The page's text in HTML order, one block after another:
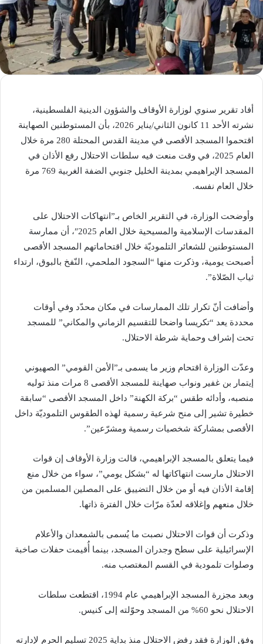
أفاد تقرير سنوي لوزارة الأوقاف والشؤون الدينية الفلسطينية،
نشرته الأحد 11 كانون الثاني/يناير 2026، بأن المستوطنين الصهاينة
اقتحموا المسجد الأقصى في مدينة القدس المحتلة 280 مرة خلال
العام 2025، في وقت منعت فيه سلطات الاحتلال رفع الأذان في
المسجد الإبراهيمي بمدينة الخليل جنوبي الضفة الغربية 769 مرة
خلال العام نفسه.
وأوضحت الوزارة، في التقرير الخاص بـ”انتهاكات الاحتلال على
المقدسات الإسلامية والمسيحية خلال العام 2025″، أن ممارسة
المستوطنين للشعائر التلموديّة خلال اقتحاماتهم المسجد الأقصى
أصبحت يومية، وذكرت منها “السجود الملحمي، النّفخ بالبوق، ارتداء
ثياب الصّلاة”.
وأضافت أنّ تكرار تلك الممارسات في مكان محدّد وفي أوقات
محددة يعد “تكريسا واضحا للتقسيم الزماني والمكاني” للمسجد
تحت إشراف وحماية شرطة الاحتلال.
وعدّت الوزارة اقتحام وزير ما يسمى بـ”الأمن القومي” الصهيوني
إيتمار بن غفير ونواب صهاينة للمسجد الأقصى 8 مرات منذ توليه
منصبه، وأدائه طقس “بركة الكهنة” داخل المسجد الأقصى “سابقة
خطيرة تشير إلى منح شرعية رسمية لهذه الطقوس التلموديّة داخل
الأقصى بمشاركة شخصيات رسمية ومشرّعين”.
فيما يتعلق بالمسجد الإبراهيمي، قالت وزارة الأوقاف إن قوات
الاحتلال مارست انتهاكاتها له “بشكل يومي”، سواء من خلال منع
إقامة الأذان فيه أو من خلال التضييق على المصلين المسلمين من
خلال منعهم وإغلاقه لعدّة مرّات خلال الفترة ذاتها.
وذكرت أن قوات الاحتلال نصبت ما يُسمى بالشمعدان والأعلام
الإسرائيلية على سطح وجدران المسجد، بينما أُقيمت حفلات صاخبة
وصلوات تلمودية في القسم المغتصب منه.
وبعد مجزرة المسجد الإبراهيمي عام 1994، اقتطعت سلطات
الاحتلال نحو 60% من المسجد وحوّلته إلى كنيس.
وفق الوزارة فقد رفض الاحتلال منذ بداية 2025 تسليم الحرم لإدارته